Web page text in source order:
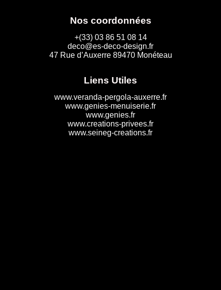
Nos coordonnées
+(33) 03 86 51 08 14
deco@es-deco-design.fr
47 Rue d’Auxerre 89470 Monéteau
Liens Utiles
www.veranda-pergola-auxerre.fr
www.genies-menuiserie.fr
www.genies.fr
www.creations-privees.fr
www.seineg-creations.fr